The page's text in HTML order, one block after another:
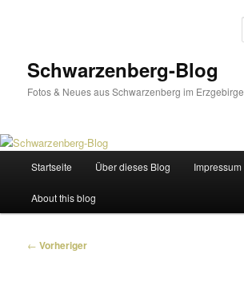
Schwarzenberg-Blog
Fotos & Neues aus Schwarzenberg im Erzgebirge
Startseite Über dieses Blog Impressum
About this blog
Beitragsnavigation
← Vorheriger